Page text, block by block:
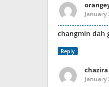
January
changmin dah
Reply
chazira
January